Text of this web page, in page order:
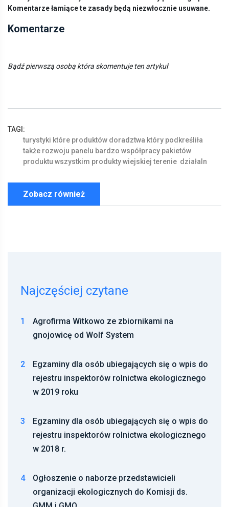
Komentarze łamiące te zasady będą niezwłocznie usuwane.
Komentarze
Bądź pierwszą osobą która skomentuje ten artykuł
TAGI:
turystyki które produktów doradztwa który podkreśliła
także rozwoju panelu bardzo współpracy pakietów
produktu wszystkim produktywiejskiej terenie działaln
Zobacz również
Najczęściej czytane
1
Agrofirma Witkowo ze zbiornikami na
gnojowicę od Wolf System
2
Egzaminy dla osób ubiegających się o wpis do
rejestru inspektorów rolnictwa ekologicznego
w 2019 roku
3
Egzaminy dla osób ubiegających się o wpis do
rejestru inspektorów rolnictwa ekologicznego
w 2018 r.
4
Ogłoszenie o naborze przedstawicieli
organizacji ekologicznych do Komisji ds.